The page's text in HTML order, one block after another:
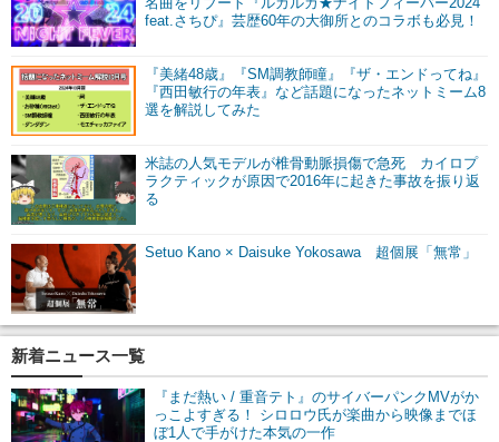
feat.さちぴ』芸歴60年の大御所とのコラボも必見！
『美緒48歳』『SM調教師瞳』『ザ・エンドってね』
『西田敏行の年表』など話題になったネットミーム8
選を解説してみた
米誌の人気モデルが椎骨動脈損傷で急死 カイロプ
ラクティックが原因で2016年に起きた事故を振り返
る
Setuo Kano × Daisuke Yokosawa 超個展「無常」
新着ニュース一覧
『まだ熱い / 重音テト』のサイバーパンクMVがか
っこよすぎる！ シロロウ氏が楽曲から映像までほ
ぼ1人で手がけた本気の一作